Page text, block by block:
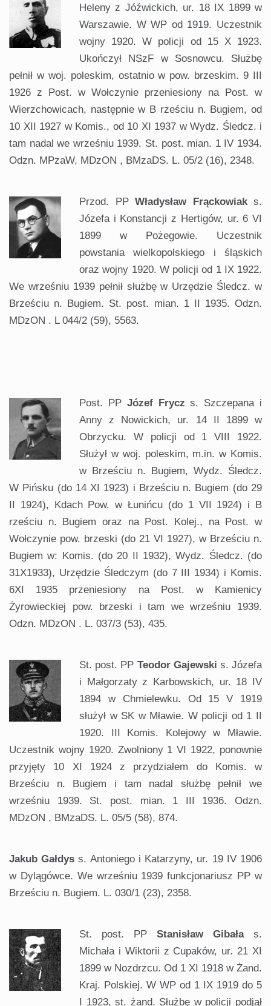
Heleny z Jóźwickich, ur. 18 IX 1899 w
Warszawie. W WP od 1919. Uczestnik
wojny 1920. W policji od 15 X 1923.
Ukończył NSzF w Sosnowcu. Służbę
pełnił w woj. poleskim, ostatnio w pow. brzeskim. 9 III
1926 z Post. w Wołczynie przeniesiony na Post. w
Wierzchowicach, następnie w B rześciu n. Bugiem, od
10 XII 1927 w Komis., od 10 XI 1937 w Wydz. Śledcz. i
tam nadal we wrześniu 1939. St. post. mian. 1 IV 1934.
Odzn. MPzaW, MDzON , BMzaDS. L. 05/2 (16), 2348.
Przod. PP Władysław Frąckowiaks.
Józefa i Konstancji z Hertigów, ur. 6 VI
1899 w Pożegowie. Uczestnik
powstania wielkopolskiego i śląskich
oraz wojny 1920. W policji od 1 IX 1922.
We wrześniu 1939 pełnił służbę w Urzędzie Śledcz. w
Brześciu n. Bugiem. St. post. mian. 1 II 1935. Odzn.
MDzON . L 044/2 (59), 5563.
Post. PP Józef Frycz s. Szczepana i
Anny z Nowickich, ur. 14 II 1899 w
Obrzycku. W policji od 1 VIII 1922.
Służył w woj. poleskim, m.in. w Komis.
w Brześciu n. Bugiem, Wydz. Śledcz.
W Pińsku (do 14 XI 1923) i Brześciu n. Bugiem (do 29
II 1924), Kdach Pow. w Łunińcu (do 1 VII 1924) i B
rześciu n. Bugiem oraz na Post. Kolej., na Post. w
Wołczynie pow. brzeski (do 21 VI 1927), w Brześciu n.
Bugiem w: Komis. (do 20 II 1932), Wydz. Śledcz. (do
31X1933), Urzędzie Śledczym (do 7 III 1934) i Komis.
6XI 1935 przeniesiony na Post. w Kamienicy
Żyrowieckiej pow. brzeski i tam we wrześniu 1939.
Odzn. MDzON . L. 037/3 (53), 435.
St. post. PP Teodor Gajewski s. Józefa
i Małgorzaty z Karbowskich, ur. 18 IV
1894 w Chmielewku. Od 15 V 1919
służył w SK w Mławie. W policji od 1 II
1920. III Komis. Kolejowy w Mławie.
Uczestnik wojny 1920. Zwolniony 1 VI 1922, ponownie
przyjęty 10 XI 1924 z przydziałem do Komis. w
Brześciu n. Bugiem i tam nadal służbę pełnił we
wrześniu 1939. St. post. mian. 1 III 1936. Odzn.
MDzON , BMzaDS. L. 05/5 (58), 874.
Jakub Gałdys s. Antoniego i Katarzyny, ur. 19 IV 1906
w Dylągówce. We wrześniu 1939 funkcjonariusz PP w
Brześciu n. Bugiem. L. 030/1 (23), 2358.
St. post. PP Stanisław Gibałas.
Michała i Wiktorii z Cupaków, ur. 21 XI
1899 w Nozdrzcu. Od 1 XI 1918 w Żand.
Kraj. Polskiej. W WP od 1 IX 1919 do 5
I 1923, st. żand. Służbę w policji podjął